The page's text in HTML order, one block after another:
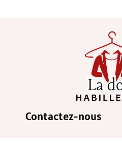
Contactez-nous